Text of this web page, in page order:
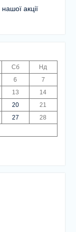
акції
Сб
Нд
6
7
13
14
20
21
27
28